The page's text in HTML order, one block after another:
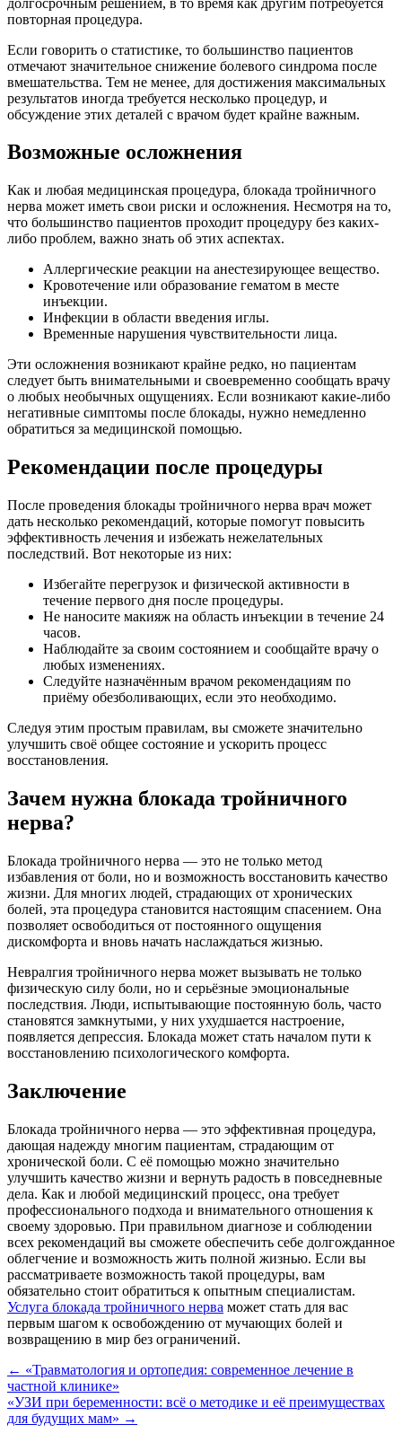
повторная процедура.
Если говорить о статистике, то большинство пациентов
отмечают значительное снижение болевого синдрома после
вмешательства. Тем не менее, для достижения максимальных
результатов иногда требуется несколько процедур, и
обсуждение этих деталей с врачом будет крайне важным.
Возможные осложнения
Как и любая медицинская процедура, блокада тройничного
нерва может иметь свои риски и осложнения. Несмотря на то,
что большинство пациентов проходит процедуру без каких-
либо проблем, важно знать об этих аспектах.
Аллергические реакции на анестезирующее вещество.
Кровотечение или образование гематом в месте
инъекции.
Инфекции в области введения иглы.
Временные нарушения чувствительности лица.
Эти осложнения возникают крайне редко, но пациентам
следует быть внимательными и своевременно сообщать врачу
о любых необычных ощущениях. Если возникают какие-либо
негативные симптомы после блокады, нужно немедленно
обратиться за медицинской помощью.
Рекомендации после процедуры
После проведения блокады тройничного нерва врач может
дать несколько рекомендаций, которые помогут повысить
эффективность лечения и избежать нежелательных
последствий. Вот некоторые из них:
Избегайте перегрузок и физической активности в
течение первого дня после процедуры.
Не наносите макияж на область инъекции в течение 24
часов.
Наблюдайте за своим состоянием и сообщайте врачу о
любых изменениях.
Следуйте назначённым врачом рекомендациям по
приёму обезболивающих, если это необходимо.
Следуя этим простым правилам, вы сможете значительно
улучшить своё общее состояние и ускорить процесс
восстановления.
Зачем нужна блокада тройничного
нерва?
Блокада тройничного нерва — это не только метод
избавления от боли, но и возможность восстановить качество
жизни. Для многих людей, страдающих от хронических
болей, эта процедура становится настоящим спасением. Она
позволяет освободиться от постоянного ощущения
дискомфорта и вновь начать наслаждаться жизнью.
Невралгия тройничного нерва может вызывать не только
физическую силу боли, но и серьёзные эмоциональные
последствия. Люди, испытывающие постоянную боль, часто
становятся замкнутыми, у них ухудшается настроение,
появляется депрессия. Блокада может стать началом пути к
восстановлению психологического комфорта.
Заключение
Блокада тройничного нерва — это эффективная процедура,
дающая надежду многим пациентам, страдающим от
хронической боли. С её помощью можно значительно
улучшить качество жизни и вернуть радость в повседневные
дела. Как и любой медицинский процесс, она требует
профессионального подхода и внимательного отношения к
своему здоровью. При правильном диагнозе и соблюдении
всех рекомендаций вы сможете обеспечить себе долгожданное
облегчение и возможность жить полной жизнью. Если вы
рассматриваете возможность такой процедуры, вам
обязательно стоит обратиться к опытным специалистам.
Услуга блокада тройничного нерва может стать для вас
первым шагом к освобождению от мучающих болей и
возвращению в мир без ограничений.
Навигация
по
записям
← «Травматология и ортопедия: современное лечение в
частной клинике»
«УЗИ при беременности: всё о методике и её преимуществах
для будущих мам» →